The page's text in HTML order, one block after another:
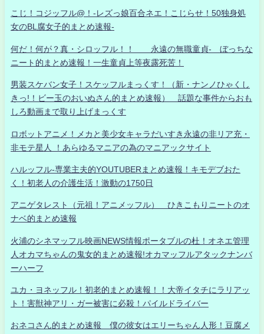
こじ！コジッフル@！-レズっ娘百合ネエ！こじらせ！50独身処
女のBL腐女子的まとめ速報-
何だ！何が？真・シロッフル！！ 永遠の無職童貞- ぼっちな
ニート的まとめ速報！一生童貞上等夜露死苦！
男装スケバン女子！スケッフルまっくす！（新・ナンノひゃくし
きっ!！ビー玉のおいぬさん的まとめ速報） 話題な事件からおも
しろ動画まで取り上げまっくす
ロボットアニメ！メカと美少女キャラだいすき永遠の非リア充・
非モテ星人 ！あらゆるマニアの為のマニアックサイト
ハルッフル-専業主夫的YOUTUBERまとめ速報！キモデブおた
く！初老人の介護生活！激動の1750日
アニゲタレスト（元祖！アニメッフル） ひきこもりニートのオ
ナベ的まとめ速報
火浦のシネマッフル映画NEWS情報ポータブルの杜！オネエ管理
人オカマちゃんの鬼女的まとめ速報!オカマッフルアタックナンバ
ーハーフ
ユカ・ヨネッフル！初老的まとめ速報！！大帝イタチにラリアッ
ト！害獣神アリ・ガー被害に必殺！パイルドライバー
おネコさん的まとめ速報 僕の彼女はエリーちゃん人形！豆腐メ